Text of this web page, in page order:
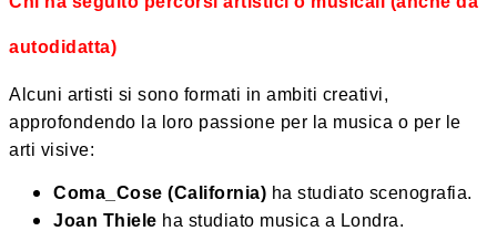
autodidatta)
Alcuni artisti si sono formati in ambiti creativi,
approfondendo la loro passione per la musica o per le
arti visive:
Coma_Cose (California) ha studiato scenografia.
Joan Thiele ha studiato musica a Londra.